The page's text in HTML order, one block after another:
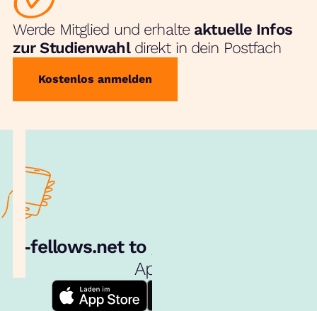
Werde Mitglied und erhalte aktuelle Infos
zur Studienwahl direkt in dein Postfach
Kostenlos anmelden
e‑fellows.net to go:
App!